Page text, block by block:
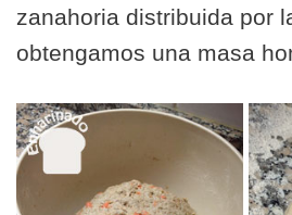
zanahoria distribuida por
obtengamos una masa